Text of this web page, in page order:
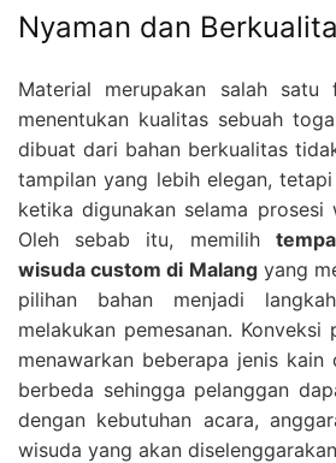
Nyaman dan
Material merupakan salah
menentukan kualitas sebuah
dibuat dari bahan berkualitas
tampilan yang lebih elegan,
ketika digunakan selama prosesi
Oleh sebab itu, memilih
wisuda custom di Malangyang
pilihan bahan menjadi
melakukan pemesanan. Konveksi
menawarkan beberapa jenis kain
berbeda sehingga pelanggan
dengan kebutuhan acara,
wisuda yang akan